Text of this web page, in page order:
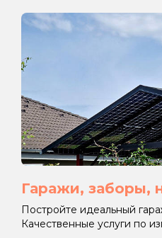
Гаражи, заборы,
Постройте идеальный
Качественные услуги по